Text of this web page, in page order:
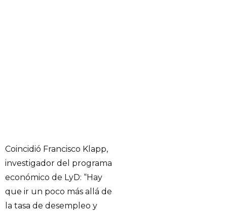
Coincidió Francisco Klapp,
investigador del programa
económico de LyD: “Hay
que ir un poco más allá de
la tasa de desempleo y